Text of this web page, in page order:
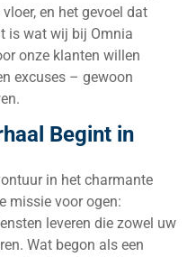
en het gevoel dat
is wat wij bij Omnia
onze klanten willen
excuses – gewoon
Begint in
in het charmante
missie voor ogen:
leveren die zowel uw
Wat begon als een